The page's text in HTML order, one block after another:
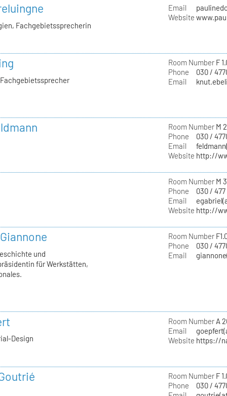
Fachgebietssprecherin
Email
Website
Room NumberF
Phone
030 /
Email
Room NumberM
Phone
030 /
Email
Website http://
Room NumberM
Phone
030 /
Email
Website http://
und
für Werkstätten,
Room Number
Phone
030 /
Email
Design
Room NumberA
Email
Website https://
Room NumberF
Phone
030 /